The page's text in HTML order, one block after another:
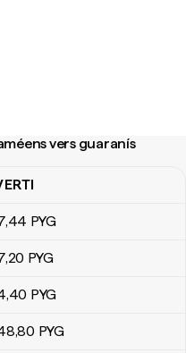
vers guaranís
vers guaranís
,44 PYG
,20 PYG
,40 PYG
,80 PYG